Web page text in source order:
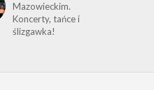
Mazowieckim.
Koncerty, tańce i
ślizgawka!